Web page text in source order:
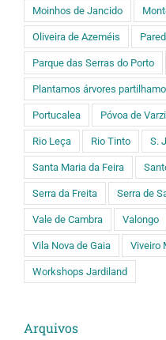
Moinhos de Jancido
Oliveira de Azeméis
Parque das Serras do Porto
Plantamos árvores
Portucalea Póvoa de
Rio Leça Rio Tinto S.
Santa Maria da Feira
Serra da Freita Serra de
Vale de Cambra Valongo
Vila Nova de Gaia Viveiro
Workshops Jardiland
Arquivos